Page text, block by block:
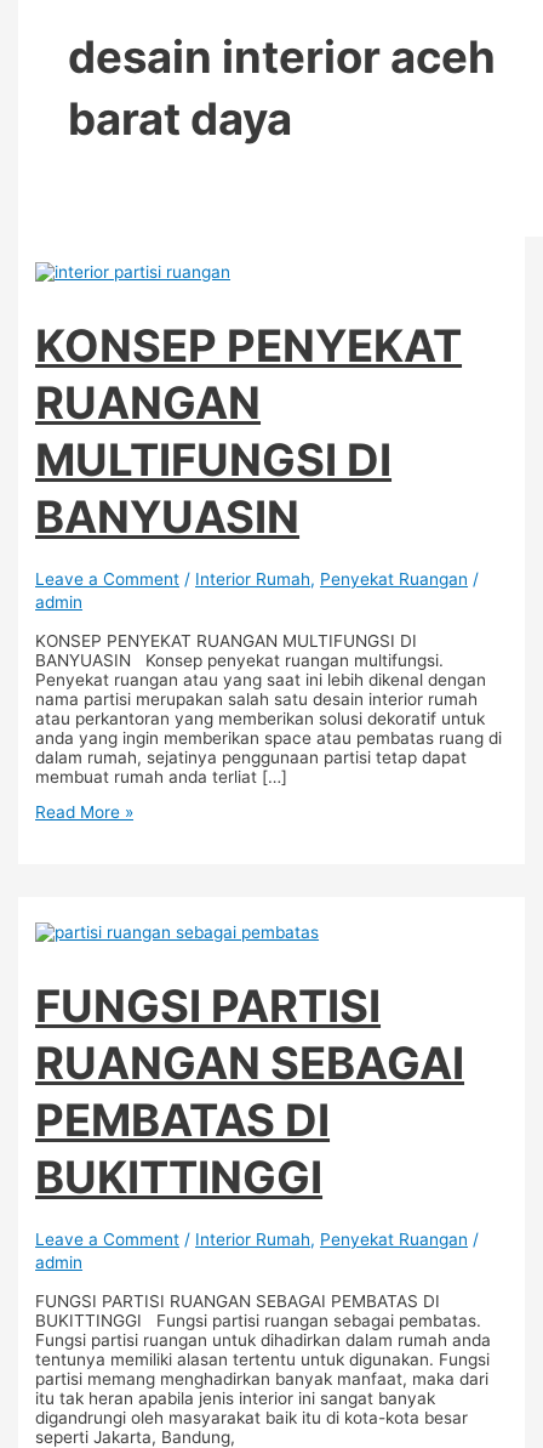
desain interior aceh
barat daya
KONSEP PENYEKAT
RUANGAN
MULTIFUNGSI DI
BANYUASIN
Leave a Comment / Interior Rumah, Penyekat Ruangan /
admin
KONSEP PENYEKAT RUANGAN MULTIFUNGSI DI
BANYUASIN Konsep penyekat ruangan multifungsi.
Penyekat ruangan atau yang saat ini lebih dikenal dengan
nama partisi merupakan salah satu desain interior rumah
atau perkantoran yang memberikan solusi dekoratif untuk
anda yang ingin memberikan space atau pembatas ruang di
dalam rumah, sejatinya penggunaan partisi tetap dapat
membuat rumah anda terliat […]
Read More »
FUNGSI PARTISI
RUANGAN SEBAGAI
PEMBATAS DI
BUKITTINGGI
Leave a Comment / Interior Rumah, Penyekat Ruangan /
admin
FUNGSI PARTISI RUANGAN SEBAGAI PEMBATAS DI
BUKITTINGGI Fungsi partisi ruangan sebagai pembatas.
Fungsi partisi ruangan untuk dihadirkan dalam rumah anda
tentunya memiliki alasan tertentu untuk digunakan. Fungsi
partisi memang menghadirkan banyak manfaat, maka dari
itu tak heran apabila jenis interior ini sangat banyak
digandrungi oleh masyarakat baik itu di kota-kota besar
seperti Jakarta, Bandung,